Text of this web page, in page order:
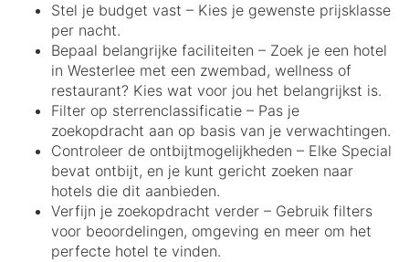
Stel je budget vast – Kies je gewenste prijsklasse
per nacht.
Bepaal belangrijke faciliteiten – Zoek je een hotel
in Westerlee met een zwembad, wellness of
restaurant? Kies wat voor jou het belangrijkst is.
Filter op sterrenclassificatie – Pas je
zoekopdracht aan op basis van je verwachtingen.
Controleer de ontbijtmogelijkheden – Elke Special
bevat ontbijt, en je kunt gericht zoeken naar
hotels die dit aanbieden.
Verfijn je zoekopdracht verder – Gebruik filters
voor beoordelingen, omgeving en meer om het
perfecte hotel te vinden.